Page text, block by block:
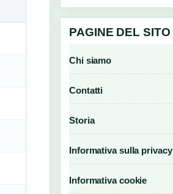
PAGINE DEL SITO
Chi siamo
Contatti
Storia
Informativa sulla privacy
Informativa cookie